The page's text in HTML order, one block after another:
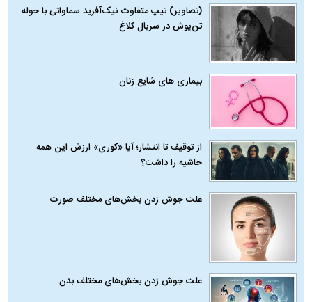
(تصاویر) تیپ متفاوت نیک‌آفرید سماواتی با حوله
تن‌پوش در سریال کلاغ
بیماری‌ های شایع زنان
از توقیف تا انتشار؛ آیا «کوری» ارزش این همه
حاشیه را داشت؟
علت جوش زدن بخش‌های مختلف صورت
علت جوش زدن بخش‌های مختلف بدن